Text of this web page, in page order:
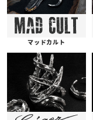
マッドカルト